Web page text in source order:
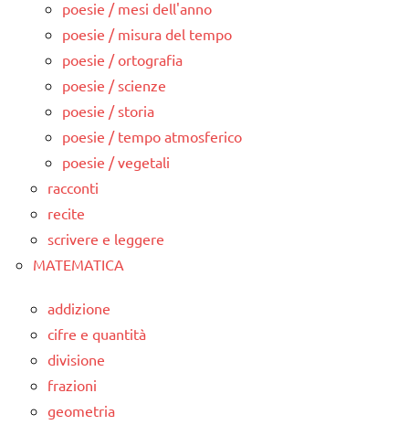
poesie / mesi dell'anno
poesie / misura del tempo
poesie / ortografia
poesie / scienze
poesie / storia
poesie / tempo atmosferico
poesie / vegetali
racconti
recite
scrivere e leggere
MATEMATICA
addizione
cifre e quantità
divisione
frazioni
geometria